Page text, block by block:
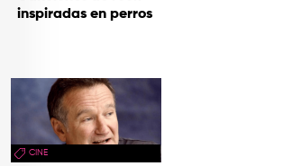
inspiradas en perros
CINE